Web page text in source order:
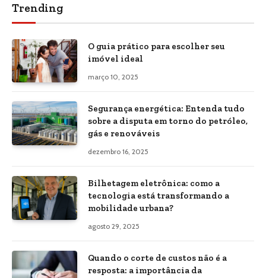
Trending
O guia prático para escolher seu
imóvel ideal
março 10, 2025
Segurança energética: Entenda tudo
sobre a disputa em torno do petróleo,
gás e renováveis
dezembro 16, 2025
Bilhetagem eletrônica: como a
tecnologia está transformando a
mobilidade urbana?
agosto 29, 2025
Quando o corte de custos não é a
resposta: a importância da